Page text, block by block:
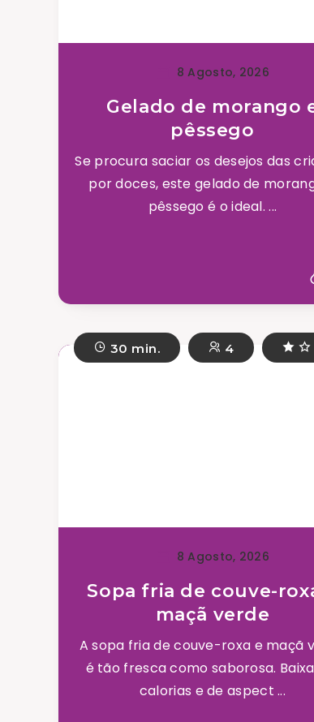
8 Agosto, 2026
Gelado de morango
pêssego
Se procura saciar os desejos das
por doces, este gelado de
pêssego é o ideal. ...
30 min. 4
8 Agosto, 2026
Sopa fria de couve-
maçã verde
A sopa fria de couve-roxa e maçã
é tão fresca como saborosa.
calorias e de aspect ...